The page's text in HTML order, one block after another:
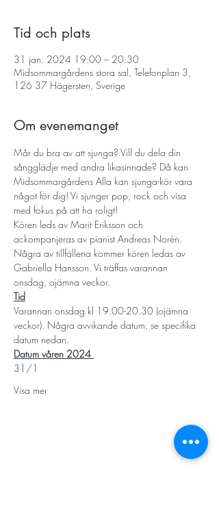
Tid och plats
31 jan. 2024 19:00 – 20:30
Midsommargårdens stora sal, Telefonplan 3,
126 37 Hägersten, Sverige
Om evenemanget
Mår du bra av att sjunga? Vill du dela din
sångglädje med andra likasinnade? Då kan
Midsommargårdens Alla kan sjunga-kör vara
något för dig! Vi sjunger pop, rock och visa
med fokus på att ha roligt!
Kören leds av Marit Eriksson och
ackompanjeras av pianist Andreas Norén.
Några av tillfällena kommer kören ledas av
Gabriella Hansson. Vi träffas varannan
onsdag, ojämna veckor.
Tid
Varannan onsdag kl 19.00-20.30 (ojämna
veckor). Några avvikande datum, se specifika
datum nedan.
Datum våren 2024
31/1
Visa mer